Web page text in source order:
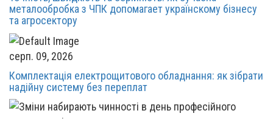
металообробка з ЧПК допомагает українскому бізнесу
та агросектору
серп. 09, 2026
Комплектація електрощитового обладнання: як зібрати
надійну систему без переплат